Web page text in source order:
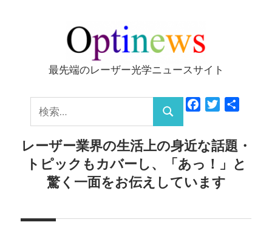
ッ
Optinews
最先端のレーザー光学ニュースサイト
索:
検
索
FacebookTwitter
レーザー業界の生活上の身近な話題・
トピックもカバーし、「あっ！」と
驚く一面をお伝えしています